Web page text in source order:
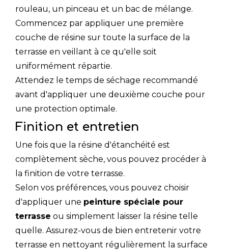
rouleau, un pinceau et un bac de mélange.
Commencez par appliquer une première
couche de résine sur toute la surface de la
terrasse en veillant à ce qu'elle soit
uniformément répartie.
Attendez le temps de séchage recommandé
avant d'appliquer une deuxième couche pour
une protection optimale.
Finition et entretien
Une fois que la résine d'étanchéité est
complètement sèche, vous pouvez procéder à
la finition de votre terrasse.
Selon vos préférences, vous pouvez choisir
d'appliquer une peinture spéciale pour
terrasse ou simplement laisser la résine telle
quelle. Assurez-vous de bien entretenir votre
terrasse en nettoyant régulièrement la surface